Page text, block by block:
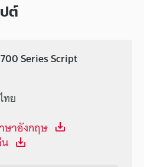
ต์
Series Script
ทย
ษาอังกฤษ